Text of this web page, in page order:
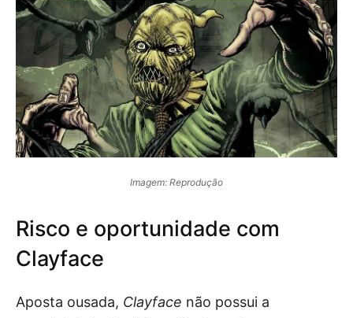
Imagem: Reprodução
Risco e oportunidade com
Clayface
Aposta ousada, Clayface não possui a